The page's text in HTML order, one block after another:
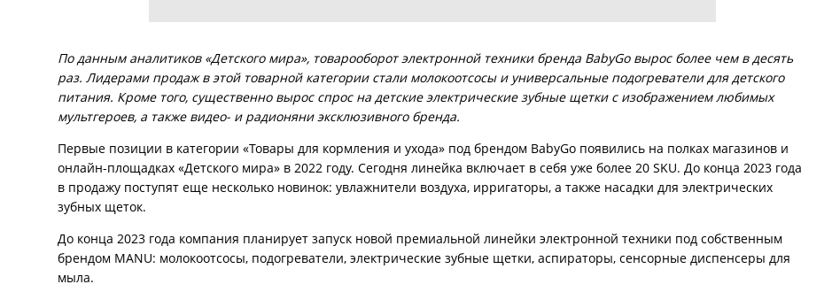
По данным аналитиков «Детского мира», товарооборот электронной техники бренда BabyGo вырос более чем в десять
раз. Лидерами продаж в этой товарной категории стали молокоотсосы и универсальные подогреватели для детского
питания. Кроме того, существенно вырос спрос на детские электрические зубные щетки с изображением любимых
мультгероев, а также видео- и радионяни эксклюзивного бренда.
Первые позиции в категории «Товары для кормления и ухода» под брендом BabyGo появились на полках магазинов и
онлайн-площадках «Детского мира» в 2022 году. Сегодня линейка включает в себя уже более 20 SKU. До конца 2023 года
в продажу поступят еще несколько новинок: увлажнители воздуха, ирригаторы, а также насадки для электрических
зубных щеток.
До конца 2023 года компания планирует запуск новой премиальной линейки электронной техники под собственным
брендом MANU: молокоотсосы, подогреватели, электрические зубные щетки, аспираторы, сенсорные диспенсеры для
мыла.